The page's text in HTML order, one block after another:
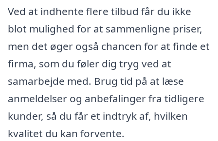
Ved at indhente flere tilbud får du ikke
blot mulighed for at sammenligne priser,
men det øger også chancen for at finde et
firma, som du føler dig tryg ved at
samarbejde med. Brug tid på at læse
anmeldelser og anbefalinger fra tidligere
kunder, så du får et indtryk af, hvilken
kvalitet du kan forvente.